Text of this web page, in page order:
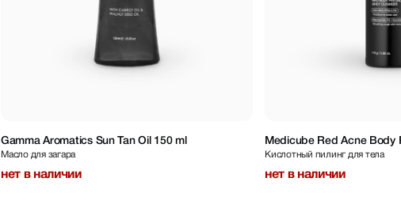
Gamma Aromatics Sun Tan Oil 150 ml
Масло для загара
нет в наличии
Medicube Red Acne Body
Кислотный пилинг для тела
нет в наличии